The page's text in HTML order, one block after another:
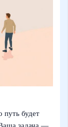
путь будет
задача —